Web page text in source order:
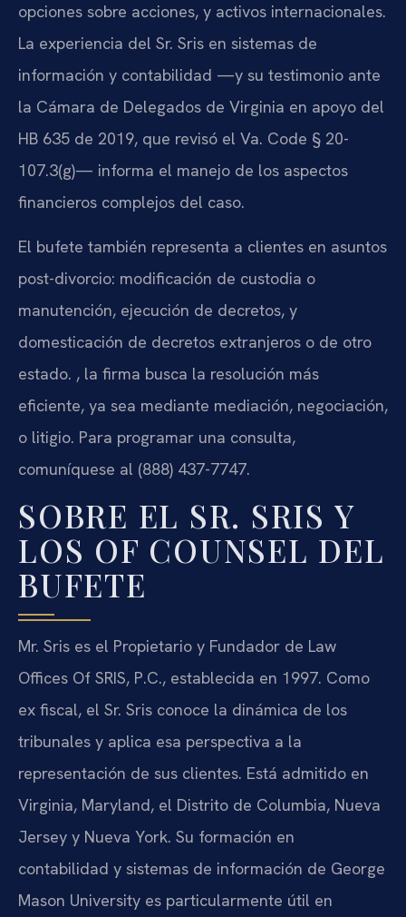
opciones sobre acciones, y activos internacionales.
La experiencia del Sr. Sris en sistemas de
información y contabilidad —y su testimonio ante
la Cámara de Delegados de Virginia en apoyo del
HB 635 de 2019, que revisó el Va. Code § 20-
107.3(g)— informa el manejo de los aspectos
financieros complejos del caso.
El bufete también representa a clientes en asuntos
post-divorcio: modificación de custodia o
manutención, ejecución de decretos, y
domesticación de decretos extranjeros o de otro
estado. , la firma busca la resolución más
eficiente, ya sea mediante mediación, negociación,
o litigio. Para programar una consulta,
comuníquese al (888) 437-7747.
SOBRE EL SR. SRIS Y
LOS OF COUNSEL DEL
BUFETE
Mr. Sris es el Propietario y Fundador de Law
Offices Of SRIS, P.C., establecida en 1997. Como
ex fiscal, el Sr. Sris conoce la dinámica de los
tribunales y aplica esa perspectiva a la
representación de sus clientes. Está admitido en
Virginia, Maryland, el Distrito de Columbia, Nueva
Jersey y Nueva York. Su formación en
contabilidad y sistemas de información de George
Mason University es particularmente útil en